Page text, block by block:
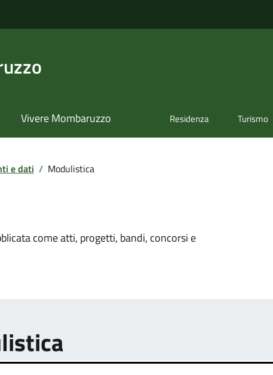
Vivere Mombaruzzo Residenza Turismo
e dati / Modulistica
come atti, progetti, bandi, concorsi e